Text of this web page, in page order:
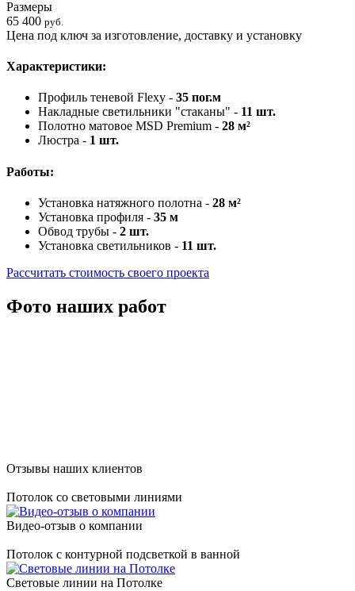
Размеры
65 400 руб.
Цена под ключ за изготовление, доставку и установку
Характеристики:
Профиль теневой Flexy - 35 пог.м
Накладные светильники "стаканы" - 11 шт.
Полотно матовое MSD Premium - 28 м²
Люстра - 1 шт.
Работы:
Установка натяжного полотна - 28 м²
Установка профиля - 35 м
Обвод трубы - 2 шт.
Установка светильников - 11 шт.
Рассчитать стоимость своего проекта
Фото наших работ
Отзывы наших клиентов
Потолок со световыми линиями
Видео-отзыв о компании
Потолок с контурной подсветкой в ванной
Световые линии на Потолке